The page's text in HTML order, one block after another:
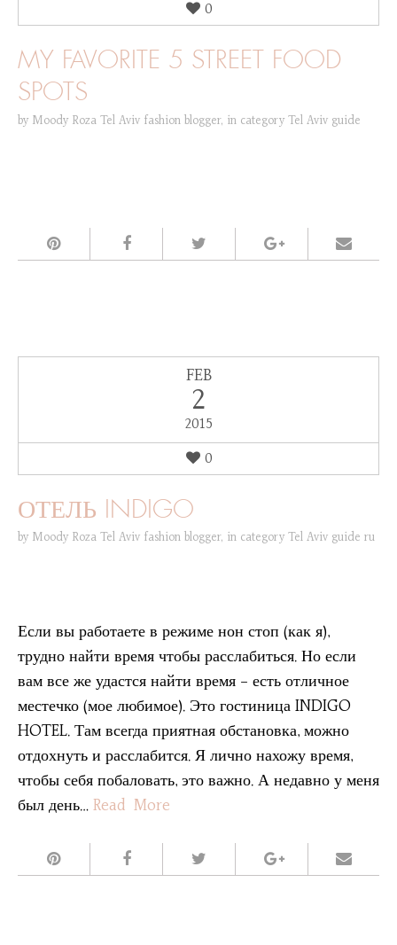
0
MY FAVORITE 5 STREET FOOD
SPOTS
by Moody Roza Tel Aviv fashion blogger, in category Tel Aviv guide
FEB
2
2015
0
ОТЕЛЬ INDIGO
by Moody Roza Tel Aviv fashion blogger, in category Tel Aviv guide ru
Если вы работаете в режиме нон стоп (как я),
трудно найти время чтобы расслабиться. Но если
вам все же удастся найти время – есть отличное
местечко (мое любимое). Это гостиница INDIGO
HOTEL. Там всегда приятная обстановка, можно
отдохнуть и расслабится. Я лично нахожу время,
чтобы себя побаловать, это важно. А недавно у меня
был день… Read More